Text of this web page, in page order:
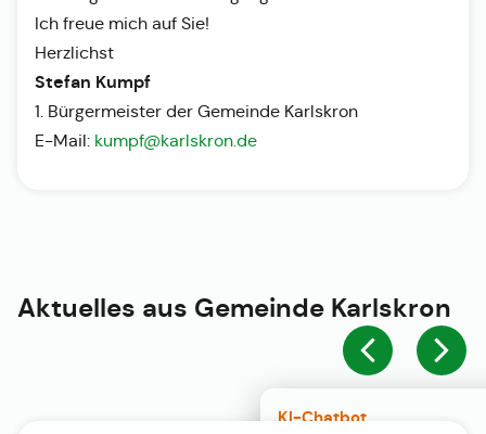
KI-Chatbot
Ich freue mich auf Sie!
Herzlichst
Stefan Kumpf
1. Bürgermeister der Gemeinde Karlskron
E-Mail: kumpf@karlskron.de
Aktuelles aus Gemeinde Karlskron